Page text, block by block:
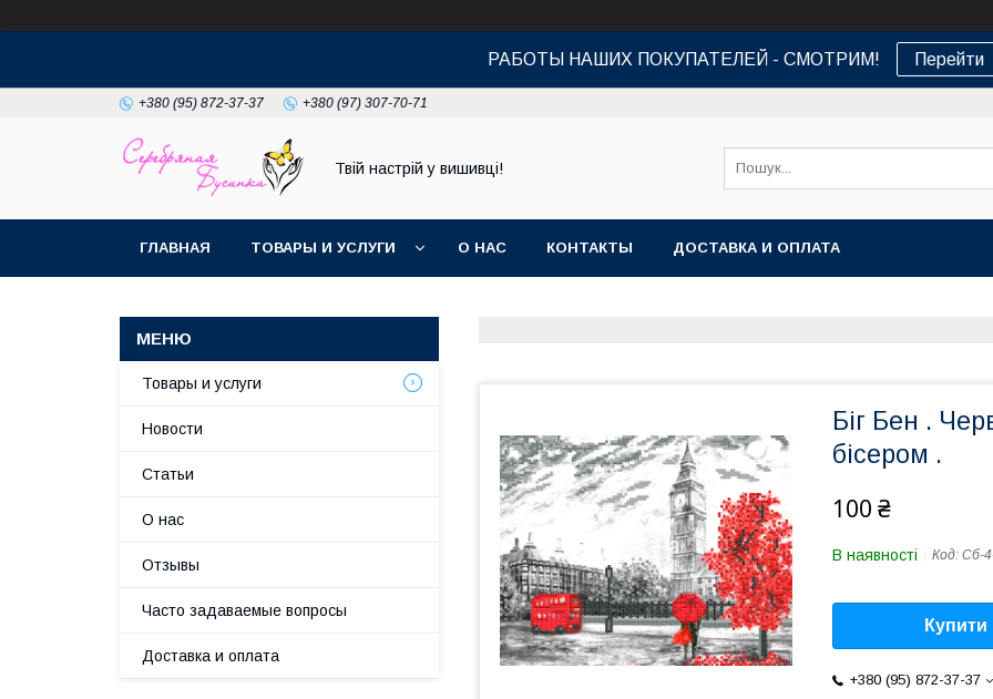
РАБОТЫ НАШИХ ПОКУПАТЕЛЕЙ - СМОТРИМ! Перейти
+380 (95) 872-37-37 +380 (97) 307-70-71
Твій настрій у вишивці!
ГЛАВНАЯ ТОВАРЫ И УСЛУГИ О НАС КОНТАКТЫ ДОСТАВКА И ОПЛАТА
Біг Бен .
бісером .
100 ₴
В наявності Код: Сб-
Купити
+380 (95) 872-37-37
Товары и услуги
Новости
Статьи
О нас
Отзывы
Часто задаваемые вопросы
Доставка и оплата